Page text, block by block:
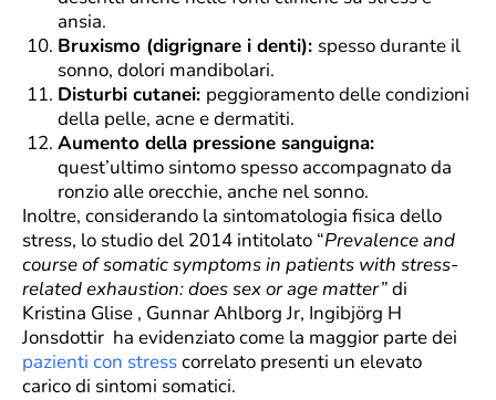
ansia.
Bruxismo (digrignare i denti): spesso durante il
sonno, dolori mandibolari.
Disturbi cutanei: peggioramento delle condizioni
della pelle, acne e dermatiti.
Aumento della pressione sanguigna:
quest’ultimo sintomo spesso accompagnato da
ronzio alle orecchie, anche nel sonno.
Inoltre, considerando la sintomatologia fisica dello
stress, lo studio del 2014 intitolato “Prevalence and
course of somatic symptoms in patients with stress-
related exhaustion: does sex or age matter”di
Kristina Glise , Gunnar Ahlborg Jr, Ingibjörg H
Jonsdottir ha evidenziato come la maggior parte dei
pazienti con stresscorrelato presenti un elevato
carico di sintomi somatici.